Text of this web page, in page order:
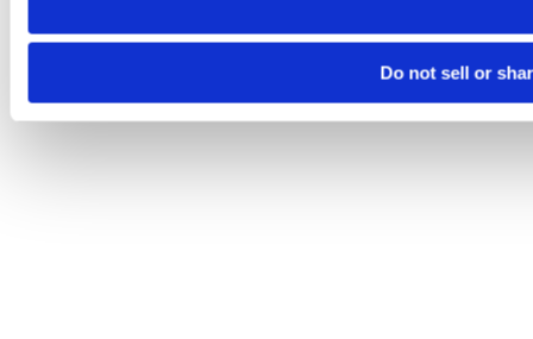
Do not sell or